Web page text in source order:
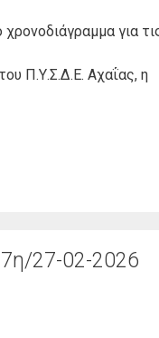
για
Π.Υ.Σ.Δ.Ε. Αχαΐας, η
27-02-2026